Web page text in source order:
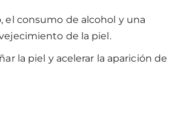
el consumo de alcohol y una
de la piel.
la piel y acelerar la aparición de